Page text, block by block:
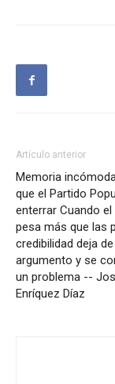
Artículo anterior
Memoria
que el Partido
enterrar Cuando el
pesa más que las
credibilidad deja
argumento y se
un problema --
Enríquez Díaz